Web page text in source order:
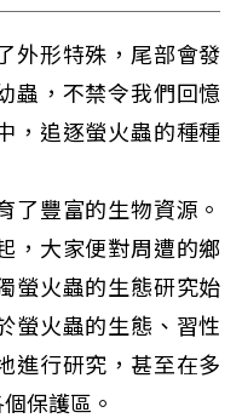
外形特殊，尾部會發
蟲，不禁令我們回憶
，追逐螢火蟲的種種
了豐富的生物資源。
，大家便對周遭的鄉
螢火蟲的生態研究始
螢火蟲的生態、習性
進行研究，甚至在多
保護區。